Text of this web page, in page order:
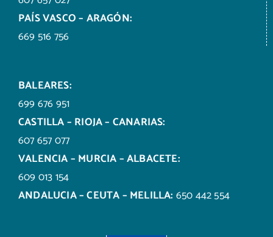
PAÍS VASCO – ARAGÓN:
669 516 756
BALEARES:
699 676 951
CASTILLA – RIOJA – CANARIAS:
607 657 077
VALENCIA – MURCIA – ALBACETE:
609 013 154
ANDALUCIA – CEUTA – MELILLA: 650 442 554